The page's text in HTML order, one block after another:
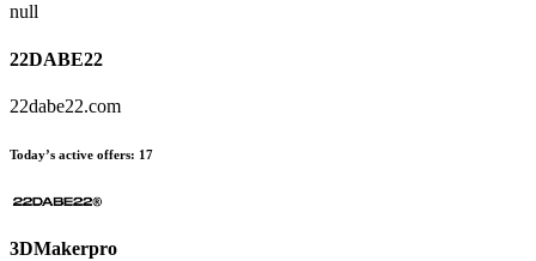
null
22DABE22
22dabe22.com
Today’s active offers: 17
3DMakerpro